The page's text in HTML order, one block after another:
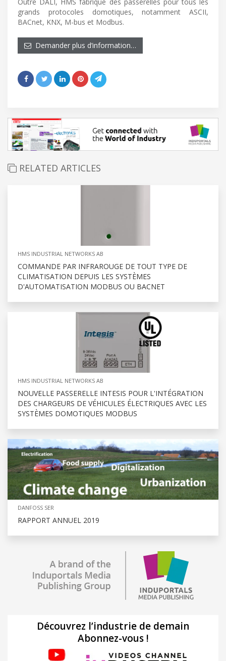
grands protocoles domotiques, notamment ASCII,
BACnet, KNX, M-bus et Modbus.
Demander plus d’information…
RELATED ARTICLES
HMS INDUSTRIAL NETWORKS AB
COMMANDE PAR INFRAROUGE DE TOUT TYPE DE
CLIMATISATION DEPUIS LES SYSTÈMES
D'AUTOMATISATION MODBUS OU BACNET
HMS INDUSTRIAL NETWORKS AB
NOUVELLE PASSERELLE INTESIS POUR L'INTÉGRATION
DES CHARGEURS DE VÉHICULES ÉLECTRIQUES AVEC LES
SYSTÈMES DOMOTIQUES MODBUS
DANFOSS SER
RAPPORT ANNUEL 2019
Découvrez l’industrie de demain
Abonnez-vous !